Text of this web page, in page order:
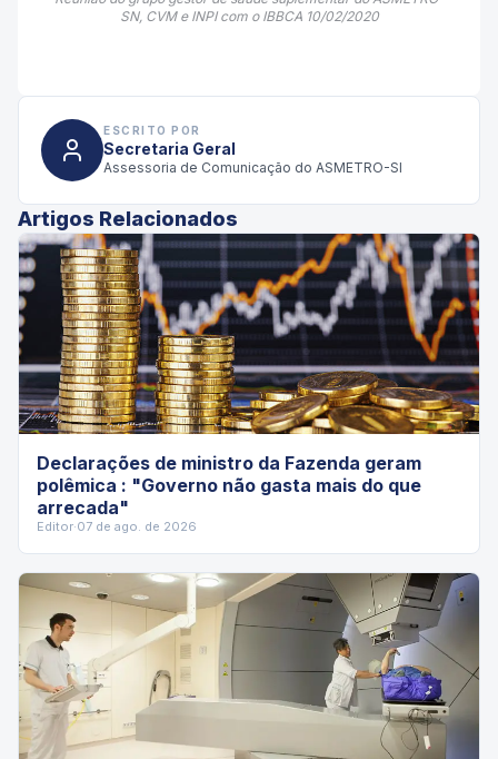
SN, CVM e INPI com o IBBCA 10/02/2020
ESCRITO POR
Secretaria Geral
Assessoria de Comunicação do ASMETRO-SI
Artigos Relacionados
Declarações de ministro da Fazenda geram
polêmica : "Governo não gasta mais do que
arrecada"
Editor·07 de ago. de 2026